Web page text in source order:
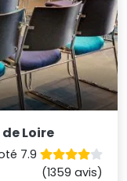
Loire
7.9
(1359 avis)